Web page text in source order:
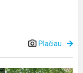
Plačiau